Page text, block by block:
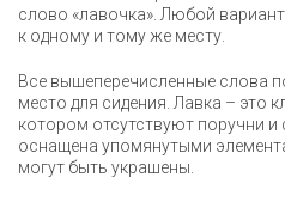
слово «лавочка». Любой
к одному и тому же месту.
Все вышеперечисленные слова
место для сидения. Лавка – это
котором отсутствуют поручни
оснащена упомянутыми
могут быть украшены.